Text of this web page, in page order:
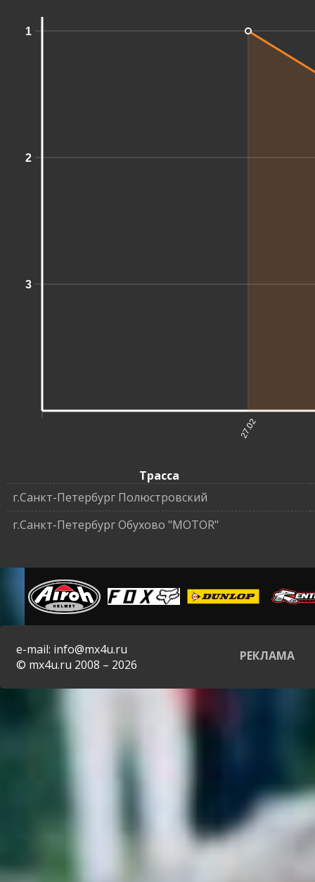
1
2
3
27.02
Трасса
г.Санкт-Петербург Полюстровский
г.Санкт-Петербург Обухово "MOTOR"
e-mail: info@mx4u.ru
© mx4u.ru 2008 – 2026
РЕКЛАМА